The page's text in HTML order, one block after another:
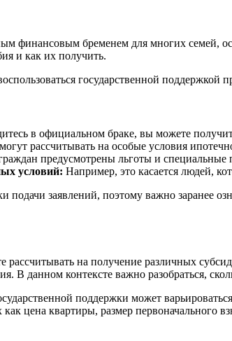
финансовым бременем для многих семей,
и как их получить.
государственной
в официальном браке, вы можете
рассчитывать на особые условия
предусмотрены льготы и
условий: Например, это касается людей,
подачи заявлений, поэтому важно заранее
на получение различных
В данном контексте важно разобраться,
поддержки может
цена квартиры, размер первоначального